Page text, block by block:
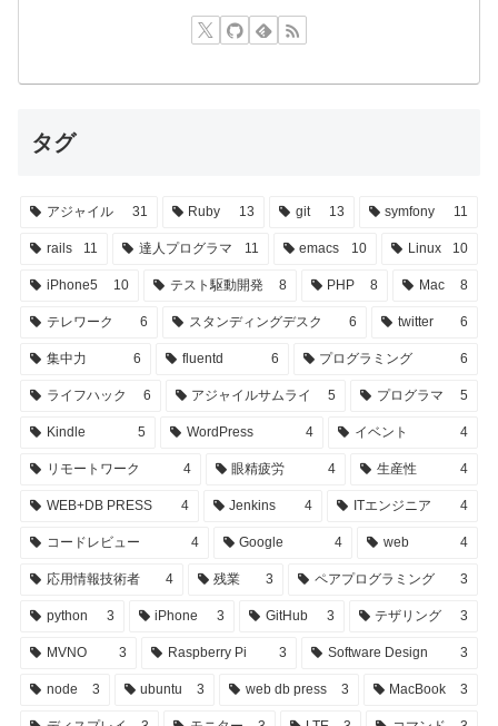
タグ
アジャイル 31 Ruby 13 git 13 symfony 11
rails 11 達人プログラマ 11 emacs 10 Linux 10
iPhone5 10 テスト駆動開発 8 PHP 8 Mac 8
テレワーク 6 スタンディングデスク 6 twitter 6
集中力 6 fluentd 6 プログラミング 6
ライフハック 6 アジャイルサムライ 5 プログラマ 5
Kindle 5 WordPress 4 イベント 4
リモートワーク 4 眼精疲労 4 生産性 4
WEB+DB PRESS 4 Jenkins 4 ITエンジニア 4
コードレビュー 4 Google 4 web 4
応用情報技術者 4 残業 3 ペアプログラミング 3
python 3 iPhone 3 GitHub 3 テザリング 3
MVNO 3 Raspberry Pi 3 Software Design 3
node 3 ubuntu 3 web db press 3 MacBook 3